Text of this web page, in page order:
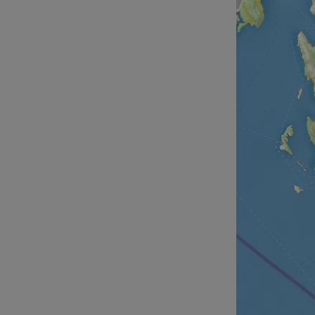
cf_chl_rc_i
AWSALBCORS